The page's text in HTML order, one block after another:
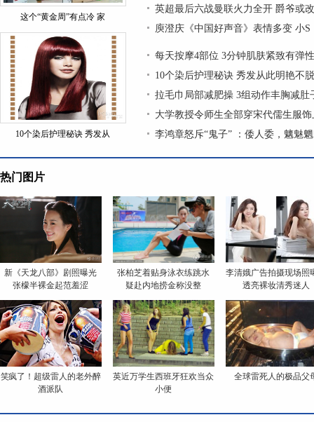
这个“黄金周”有点冷 家
10个染后护理秘诀 秀发从
英超最后六战曼联火力全开 爵爷或
庾澄庆《中国好声音》表情多变 小
每天按摩4部位 3分钟肌肤紧致有弹性
10个染后护理秘诀 秀发从此明艳不
拉毛巾局部减肥操 3组动作丰胸减肚
大学教授令师生全部穿宋代儒生服
李鸿章怒斥“鬼子” ：倭人委，魑魅
热门图片
新《天龙八部》剧照曝光
张檬半裸金起范羞涩
张柏芝着贴身泳衣练跳水
疑赴内地捞金称没整
李清娥广告拍摄现场照
透亮裸妆清秀迷人
笑疯了！超级雷人的老外醉
酒派队
英近万学生西班牙狂欢当众
小便
全球雷死人的极品父